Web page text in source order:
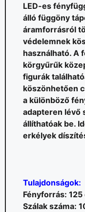
LED-es
álló függöny
áramforrásról
védelemnek
használható. A
körgyűrűk
figurák
köszönhetően
a különböző
adapteren lévő
állíthatóak be.
erkélyek
Tulajdonságok:
Fényforrás: 125
Szálak száma: